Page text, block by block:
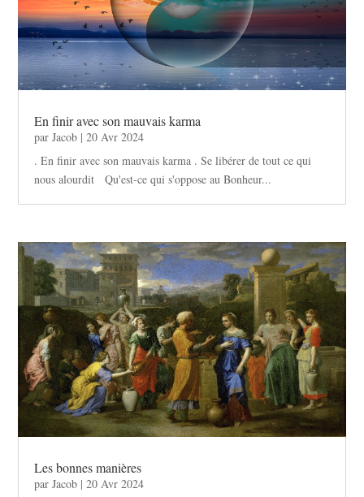
En finir avec son mauvais karma
parJacob |20 Avr 2024
. En finir avec son mauvais karma . Se libérer de tout ce qui
nous alourdit Qu'est-ce qui s'oppose au Bonheur...
Les bonnes manières
parJacob |20 Avr 2024